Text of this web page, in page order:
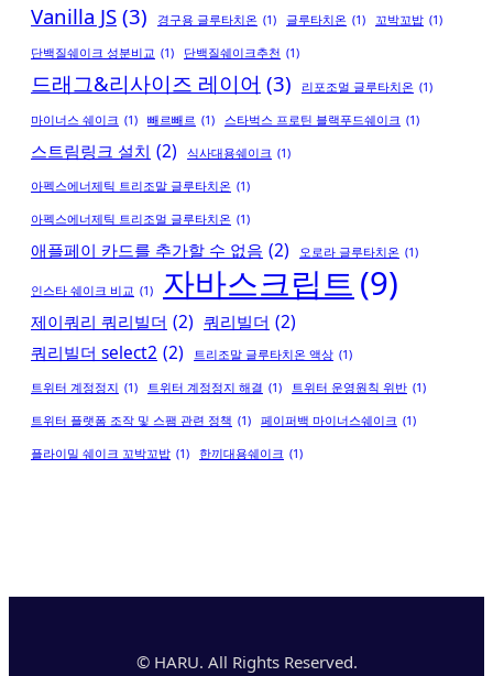
Vanilla JS (3) 경구용 글루타치온 (1) 글루타치온 (1) 꼬박꼬밥 (1)
단백질쉐이크 성분비교 (1) 단백질쉐이크추천 (1)
드래그&리사이즈 레이어 (3) 리포조멀 글루타치온 (1)
마이너스 쉐이크 (1) 빼르빼르 (1) 스타벅스 프로틴 블랙푸드쉐이크 (1)
스트림링크 설치 (2) 식사대용쉐이크 (1)
아펙스에너제틱 트리조말 글루타치온 (1)
아펙스에너제틱 트리조멀 글루타치온 (1)
애플페이 카드를 추가할 수 없음 (2) 오로라 글루타치온 (1)
인스타 쉐이크 비교 (1) 자바스크립트 (9)
제이쿼리 쿼리빌더 (2) 쿼리빌더 (2)
쿼리빌더 select2 (2) 트리조말 글루타치온 액상 (1)
트위터 계정정지 (1) 트위터 계정정지 해결 (1) 트위터 운영원칙 위반 (1)
트위터 플랫폼 조작 및 스팸 관련 정책 (1) 페이퍼백 마이너스쉐이크 (1)
플라이밀 쉐이크 꼬박꼬밥 (1) 한끼대용쉐이크 (1)
© HARU. All Rights Reserved.